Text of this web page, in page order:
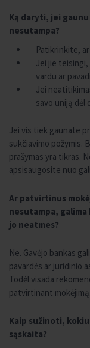
Ką daryti, jei
nesutampa?
Patikrinkite,
Jei jie
vardu ar
Jei
savo uniją dėl
Jei vis tiek gaunate
sukčiavimo požymis.
prašymas yra tikras.
apsisaugosite nuo
Ar patvirtinus
nesutampa,
jo neatmes?
Ne. Gavėjo bankas
pavardės ar juridinio
Todėl visada
patvirtinant mokėjimą.
Kaip sužinoti,
sąskaita?